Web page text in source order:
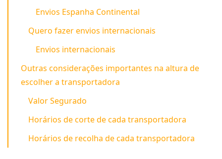
Envios Espanha Continental
Quero fazer envios internacionais
Envios internacionais
Outras considerações importantes na altura de
escolher a transportadora
Valor Segurado
Horários de corte de cada transportadora
Horários de recolha de cada transportadora